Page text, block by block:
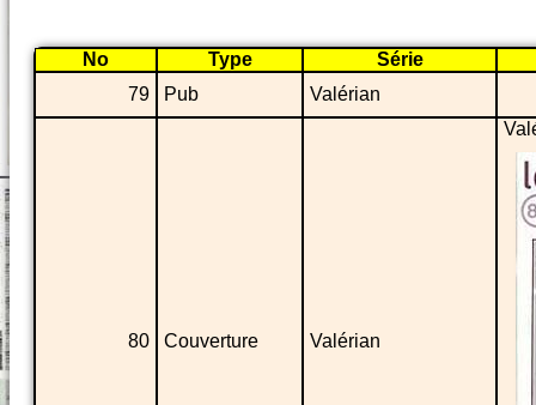
No Type
Série
79
Pub Valérian
80 Couverture Valérian